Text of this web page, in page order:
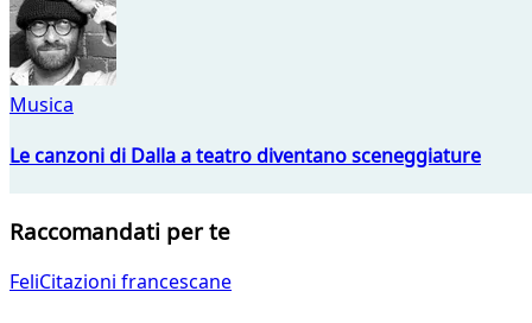
Musica
Le canzoni di Dalla a teatro diventano sceneggiature
Raccomandati per te
FeliCitazioni francescane